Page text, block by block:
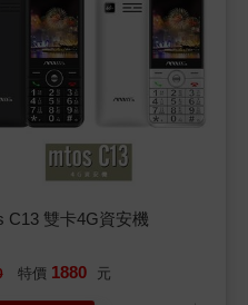
C13 雙卡4G資安機
特價 1880 元